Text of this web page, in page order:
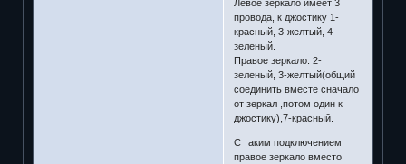
Левое зеркало имеет 3
провода, к джостику 1-
красный, 3-желтый, 4-
зеленый.
Правое зеркало: 2-
зеленый, 3-желтый(общий
соединить вместе сначало
от зеркал ,потом один к
джостику),7-красный.
С таким подключением
правое зеркало вместо